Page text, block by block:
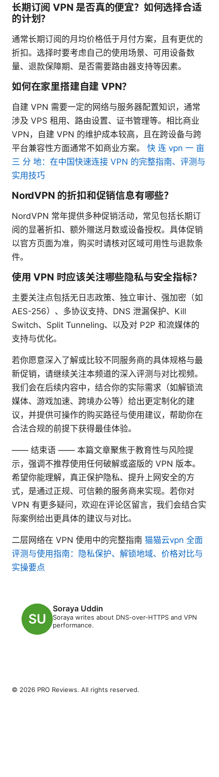
长期订阅 VPN 是否真的便宜？如何选择合适
的计划？
通常长期订阅的月均价格低于月付方案，且有更优的
折扣。选择时要考虑自己的使用场景、可用设备数
量、退款保障期、是否需要路由器支持等因素。
如何在家里搭建自建 VPN？
自建 VPN 需要一定的网络与服务器配置知识，通常
涉及 VPS 租用、路由设置、证书管理等。相比商业
VPN，自建 VPN 的维护成本较高，且在跨设备与跨
平台兼容性方面通常不如商业方案。 快 连 vpn 一 亩
三 分 地：在中国快速连接 VPN 的完整指南、评测与
实用技巧
NordVPN 的折扣和促销信息有哪些？
NordVPN 常年提供多种促销活动，常见包括长期订
阅的显著折扣、额外赠送月数或设备授权。具体促销
以官方页面为准，购买时请核对区域可用性与退款条
件。
使用 VPN 时应该关注哪些隐私与安全指标？
主要关注点包括无日志政策、独立审计、强加密（如
AES-256）、多协议支持、DNS 泄漏保护、Kill
Switch、Split Tunneling、以及对 P2P 和流媒体的
支持与优化。
若你愿意深入了解或比较不同服务商的具体规格与最
新促销，请继续关注本频道的深入评测与对比视频。
我们会在后续内容中，结合你的实际需求（如解锁流
媒体、游戏加速、跨境办公等）给出更定制化的建
议，并提供可操作的购买路径与使用建议，帮助你在
合法合规的前提下获得最佳体验。
—— 结束语 —— 本篇文章聚焦于教育性与风险提
示，强调不推荐使用任何破解或盗版的 VPN 版本。
希望你能理解，真正保护隐私、提升上网安全的方
式，是通过正规、可信赖的服务商来实现。若你对
VPN 有更多疑问，欢迎在评论区留言，我们会结合实
际案例给出更具体的建议与对比。
二层网络在 VPN 使用中的完整指南 猫猫云vpn 全面
评测与使用指南：隐私保护、解锁地域、价格对比与
实操要点
Soraya Uddin
Soraya writes about DNS-over-HTTPS and VPN
performance.
© 2026 PRO Reviews. All rights reserved.